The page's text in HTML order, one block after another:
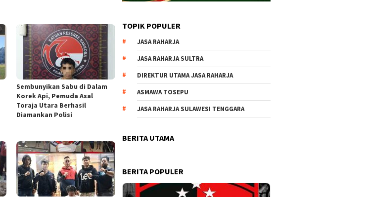
Sembunyikan Sabu di Dalam
Korek Api, Pemuda Asal
Toraja Utara Berhasil
Diamankan Polisi
TOPIK POPULER
JASA RAHARJA
JASA RAHARJA SULTRA
DIREKTUR UTAMA JASA RAHARJA
ASMAWA TOSEPU
JASA RAHARJA SULAWESI TENGGARA
BERITA UTAMA
BERITA POPULER